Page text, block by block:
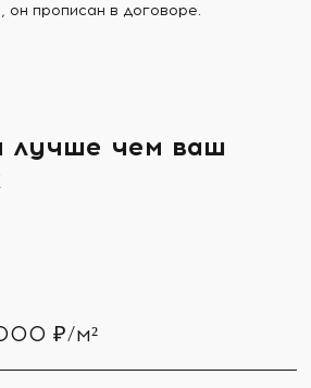
он прописан в договоре.
лучше чем ваш
₽/м²